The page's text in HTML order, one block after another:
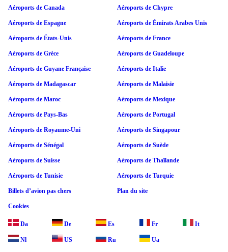
Aéroports de Canada Aéroports de Chypre
Aéroports de Espagne Aéroports de Émirats Arabes Unis
Aéroports de États-Unis Aéroports de France
Aéroports de Grèce Aéroports de Guadeloupe
Aéroports de Guyane Française Aéroports de Italie
Aéroports de Madagascar Aéroports de Malaisie
Aéroports de Maroc Aéroports de Mexique
Aéroports de Pays-Bas Aéroports de Portugal
Aéroports de Royaume-Uni Aéroports de Singapour
Aéroports de Sénégal Aéroports de Suède
Aéroports de Suisse Aéroports de Thaïlande
Aéroports de Tunisie Aéroports de Turquie
Billets d’avion pas chers Plan du site
Cookies
Da De Es Fr It
Nl US Ru Ua